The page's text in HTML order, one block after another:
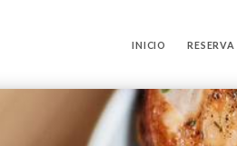
INICIO RESERVA